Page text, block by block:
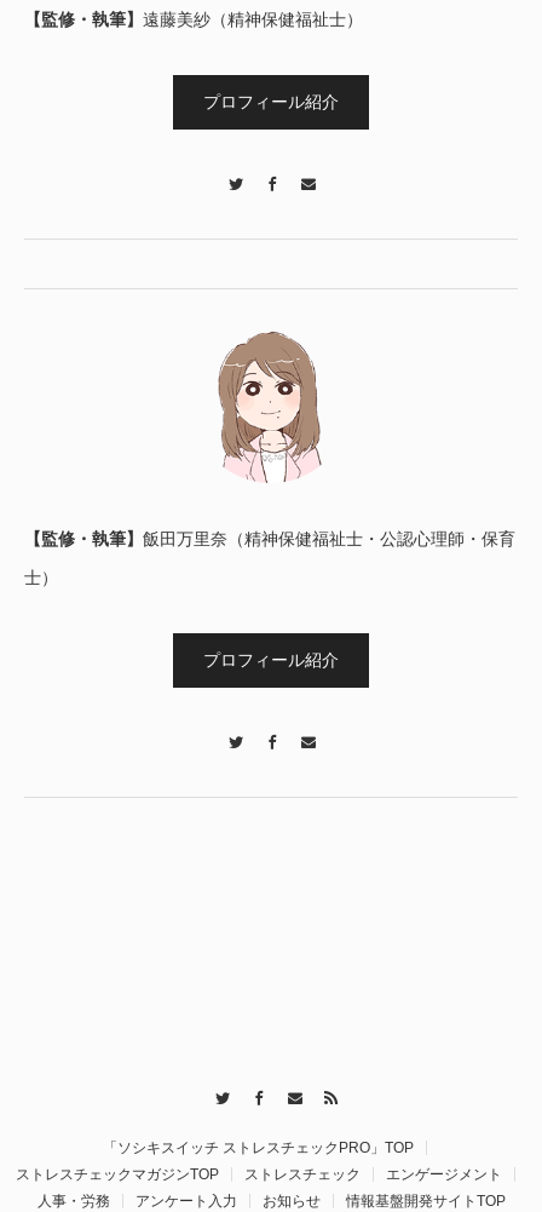
【監修・執筆】 遠藤美紗（精神保健福祉士）
プロフィール紹介
【監修・執筆】 飯田万里奈（精神保健福祉士・公認心理師・保育
士）
プロフィール紹介
RSS
「ソシキスイッチ ストレスチェックPRO」TOP
ストレスチェックマガジンTOP
ストレスチェック
エンゲージメント
人事・労務
アンケート入力 お知らせ 情報基盤開発サイトTOP